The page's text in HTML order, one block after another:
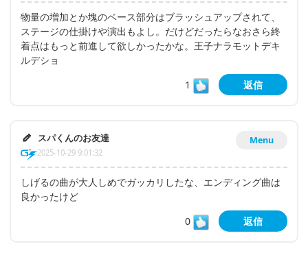
物量の増加とか塊のベース部分はブラッシュアップされて、
ステージの仕掛けや演出もよし。だけどだったらなおさら終
着点はもっと前進して欲しかったかな。王子ナラモットデキ
ルデショ
1
返信
Menu
スパくんのお友達
2025-10-29 9:01:32
しげるの曲が大人しめでガッカリしたな、エンディング曲は
良かったけど
0
返信